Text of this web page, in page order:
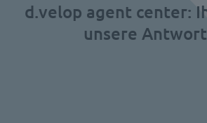
d.velop agent center:
unsere